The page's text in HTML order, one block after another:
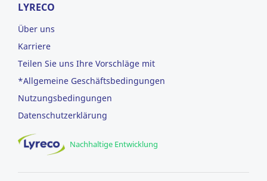
LYRECO
Über uns
Karriere
Teilen Sie uns Ihre Vorschläge mit
*Allgemeine Geschäftsbedingungen
Nutzungsbedingungen
Datenschutzerklärung
Nachhaltige Entwicklung